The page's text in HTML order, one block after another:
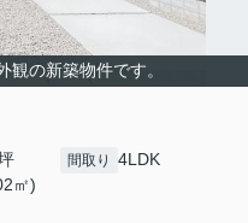
観の新築物件です。
㎡)
間取り 4LDK